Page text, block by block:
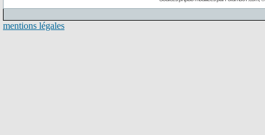
mentions légales